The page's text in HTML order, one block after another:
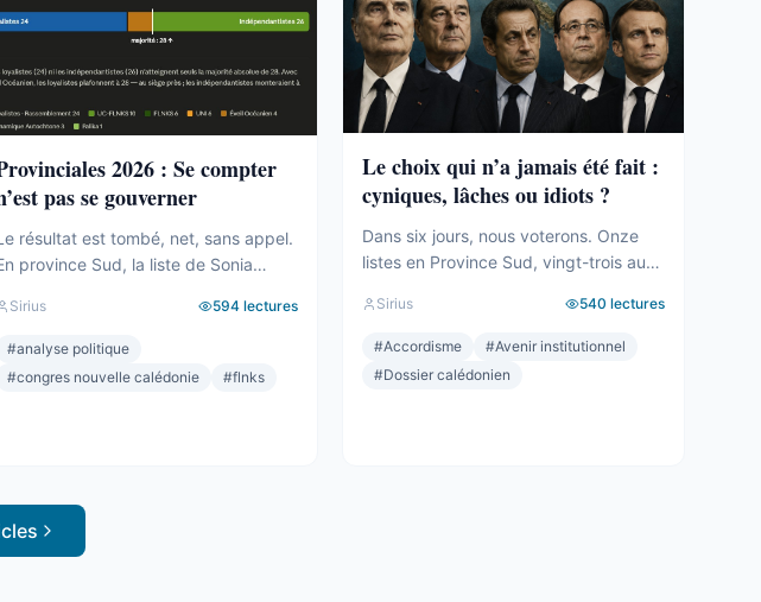
2026 : Se compter
pas se gouverner
résultat est tombé, net, sans appel.
province Sud, la liste de Sonia
une assemblée provinciale
dominée, la droite la plus dure
pulvérisée, le centre rayé de la carte.
Sirius 594 lectures
#analyse politique
#congres nouvelle calédonie #flnks
Le choix qui n’a jamais été fait :
cyniques, lâches ou idiots ?
Dans six jours, nous voterons. Onze
listes en Province Sud, vingt-trois au
effaceront une partie des voix. Des
alliances qui se feront le soir même,
dans les couloirs, loin des électeurs.
Sirius 540 lectures
#Accordisme #Avenir institutionnel
#Dossier calédonien